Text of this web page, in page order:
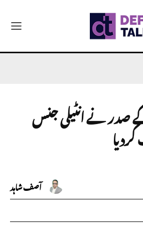
صدر نے انٹیلی جنس
آصف شاہد